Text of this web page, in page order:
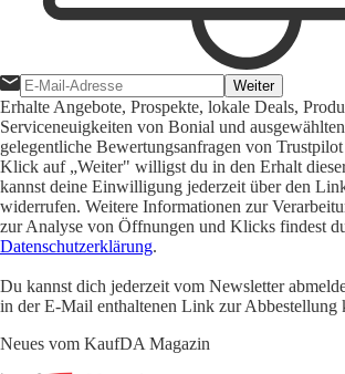
Weiter
Erhalte Angebote, Prospekte, lokale Deals,
Serviceneuigkeiten von Bonial und
gelegentliche Bewertungsanfragen von
Klick auf „Weiter" willigst du in den Erhalt
kannst deine Einwilligung jederzeit über den
widerrufen. Weitere Informationen zur
zur Analyse von Öffnungen und Klicks findest
Datenschutzerklärung.
Du kannst dich jederzeit vom Newsletter
in der E-Mail enthaltenen Link zur Abbestellung
Neues vom KaufDA Magazin